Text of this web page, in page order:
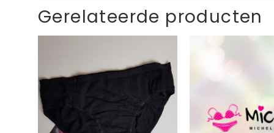
Gerelateerde producten